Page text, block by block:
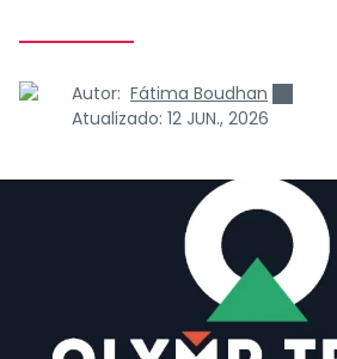
Autor: Fátima Boudhan
Atualizado: 12 JUN., 2026